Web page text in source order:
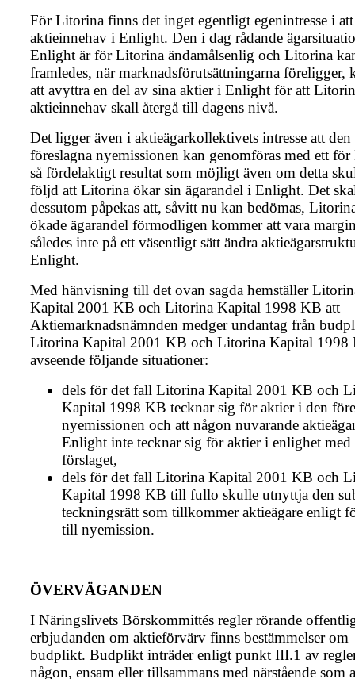
För Litorina finns det inget egentligt egenintresse i
aktieinnehav i Enlight. Den i dag rådande
Enlight är för Litorina ändamålsenlig och Litorina
framledes, när marknadsförutsättningarna föreligger,
att avyttra en del av sina aktier i Enlight för att
aktieinnehav skall återgå till dagens nivå.
Det ligger även i aktieägarkollektivets intresse att den
föreslagna nyemissionen kan genomföras med ett
så fördelaktigt resultat som möjligt även om detta
följd att Litorina ökar sin ägarandel i Enlight. Det
dessutom påpekas att, såvitt nu kan bedömas,
ökade ägarandel förmodligen kommer att vara
således inte på ett väsentligt sätt ändra
Enlight.
Med hänvisning till det ovan sagda hemställer
Kapital 2001 KB och Litorina Kapital 1998 KB att
Aktiemarknadsnämnden medger undantag från
Litorina Kapital 2001 KB och Litorina Kapital 1998
avseende följande situationer:
dels för det fall Litorina Kapital 2001 KB och
Kapital 1998 KB tecknar sig för aktier i den
nyemissionen och att någon nuvarande
Enlight inte tecknar sig för aktier i enlighet med
förslaget,
dels för det fall Litorina Kapital 2001 KB och
Kapital 1998 KB till fullo skulle utnyttja den
teckningsrätt som tillkommer aktieägare enligt
till nyemission.
ÖVERVÄGANDEN
I Näringslivets Börskommittés regler rörande
erbjudanden om aktie­förvärv finns bestämmelser om
budplikt. Budplikt inträder enligt punkt III.1 av
någon, ensam eller tillsam­mans med närstående som